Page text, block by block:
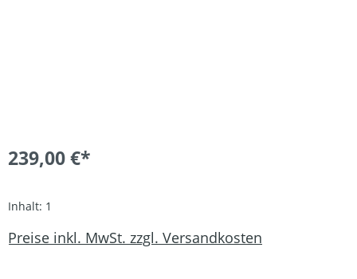
239,00 €*
Inhalt: 1
Preise inkl. MwSt. zzgl. Versandkosten